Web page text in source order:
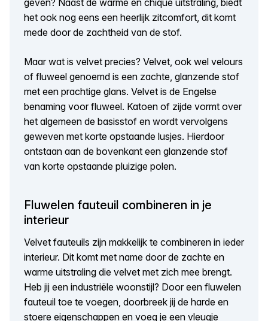
het ook nog eens een heerlijk zitcomfort, dit komt
mede door de zachtheid van de stof.
Maar wat is velvet precies? Velvet, ook wel velours
of fluweel genoemd is een zachte, glanzende stof
met een prachtige glans. Velvet is de Engelse
benaming voor fluweel. Katoen of zijde vormt over
het algemeen de basisstof en wordt vervolgens
geweven met korte opstaande lusjes. Hierdoor
ontstaan aan de bovenkant een glanzende stof
van korte opstaande pluizige polen.
Fluwelen fauteuil combineren in je
interieur
Velvet fauteuils zijn makkelijk te combineren in ieder
interieur. Dit komt met name door de zachte en
warme uitstraling die velvet met zich mee brengt.
Heb jij een industriële woonstijl? Door een fluwelen
fauteuil toe te voegen, doorbreek jij de harde en
stoere eigenschappen en voeg je een vleugje